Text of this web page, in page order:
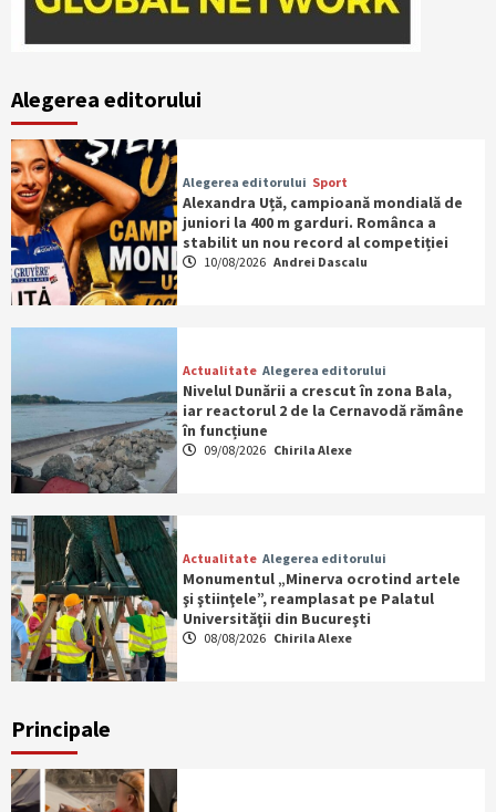
Alegerea editorului
Alegerea editorului Sport
Alexandra Uță, campioană mondială de
juniori la 400 m garduri. Românca a
stabilit un nou record al competiției
10/08/2026 Andrei Dascalu
Actualitate Alegerea editorului
Nivelul Dunării a crescut în zona Bala,
iar reactorul 2 de la Cernavodă rămâne
în funcțiune
09/08/2026 Chirila Alexe
Actualitate Alegerea editorului
Monumentul „Minerva ocrotind artele
şi ştiinţele”, reamplasat pe Palatul
Universităţii din Bucureşti
08/08/2026 Chirila Alexe
Principale